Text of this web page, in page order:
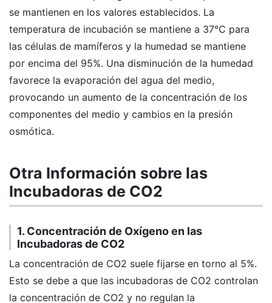
se mantienen en los valores establecidos. La
temperatura de incubación se mantiene a 37°C para
las células de mamíferos y la humedad se mantiene
por encima del 95%. Una disminución de la humedad
favorece la evaporación del agua del medio,
provocando un aumento de la concentración de los
componentes del medio y cambios en la presión
osmótica.
Otra Información sobre las
Incubadoras de CO2
1. Concentración de Oxígeno en las
Incubadoras de CO2
La concentración de CO2 suele fijarse en torno al 5%.
Esto se debe a que las incubadoras de CO2 controlan
la concentración de CO2 y no regulan la